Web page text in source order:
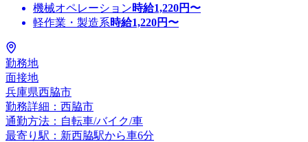
機械オペレーション時給1,220円〜
軽作業・製造系時給1,220円〜
勤務地
面接地
兵庫県西脇市
勤務詳細：西脇市
通勤方法：自転車/バイク/車
最寄り駅：新西脇駅から車6分